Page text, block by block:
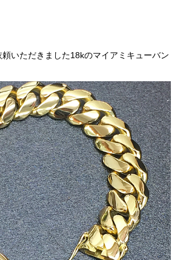
いただきました18kのマイアミキューバン